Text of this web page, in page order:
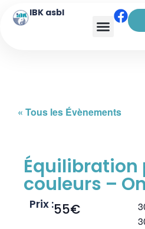
IBK asbl
« Tous les Évènements
Équilibration
couleurs –
Prix :55€